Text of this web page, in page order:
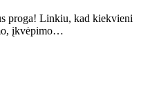
proga! Linkiu, kad kiekvieni
įkvėpimo…